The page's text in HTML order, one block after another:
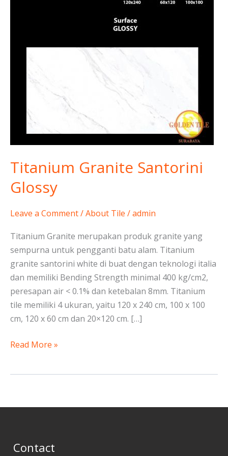
Titanium Granite Santorini
Glossy
Leave a Comment/About Tile /admin
Titanium Granite merupakan produk granite yang
sempurna untuk pengganti batu alam. Titanium
granite santorini white di buat dengan teknologi italia
dan memiliki Bending Strength minimal 400 kg/cm2,
peresapan air < 0.1% dan ketebalan 8mm. Titanium
tile memiliki 4 ukuran, yaitu 120 x 240 cm, 100 x 100
cm, 120 x 60 cm dan 20×120 cm. […]
Read More »
Contact